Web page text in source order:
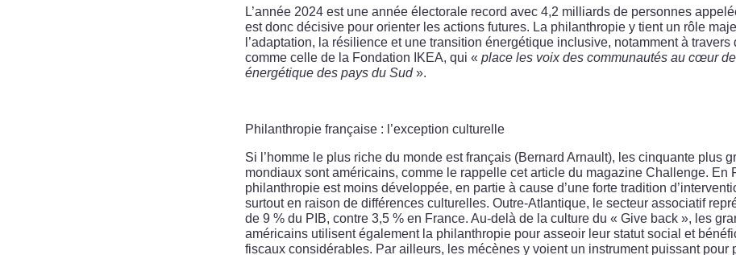
L’année 2024 est une année électorale record avec 4,2 milliards de personnes
est donc décisive pour orienter les actions futures. La philanthropie y tient un rôle
l’adaptation, la résilience et une transition énergétique inclusive, notamment à
comme celle de la Fondation IKEA, qui « place les voix des communautés au cœur
énergétique des pays du Sud».
Philanthropie française : l’exception culturelle
Si l’homme le plus riche du monde est français (Bernard Arnault), les cinquante plus
mondiaux sont américains, comme le rappelle cet article du magazine Challenge. En
philanthropie est moins développée, en partie à cause d’une forte tradition
surtout en raison de différences culturelles. Outre-Atlantique, le secteur associatif
de 9 % du PIB, contre 3,5 % en France. Au-delà de la culture du « Give back », les
américains utilisent également la philanthropie pour asseoir leur statut social et
fiscaux considérables. Par ailleurs, les mécènes y voient un instrument puissant pour